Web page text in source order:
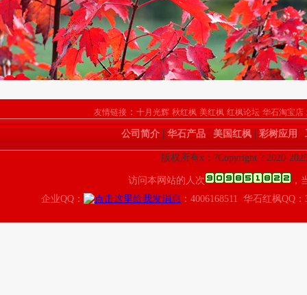
友情链接 ： 十月光辉 秋红枫 美红枫 红枫论坛 华石淘宝店
公司简介 华石产品 美国红枫 彩树应用
版权所有x：?Copyright ? 2020-
访问本网站的人次
，
企业QQ：
：4006168511 华石红枫QQ